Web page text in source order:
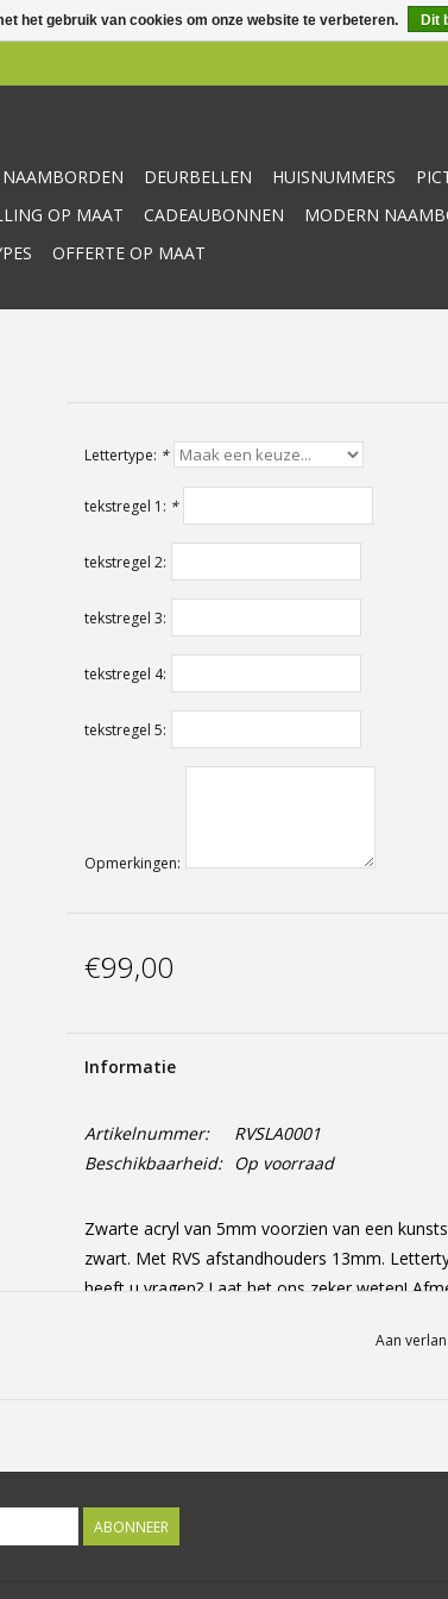
NAAMBORDEN DEURBELLEN HUISNUMMERS
OP MAAT CADEAUBONNEN MODERN
OFFERTE OP MAAT
Lettertype: *
tekstregel 1: *
tekstregel 2:
tekstregel 3:
tekstregel 4:
tekstregel 5:
Opmerkingen:
€99,00
Informatie
Artikelnummer:
RVSLA0001
Beschikbaarheid:
Op voorraad
Zwarte acryl van 5mm voorzien van een
zwart. Met RVS afstandhouders 13mm.
heeft u vragen? Laat het ons zeker weten!
Aan
ABONNEER
het gebruik van cookies om onze website te verbeteren. Dit